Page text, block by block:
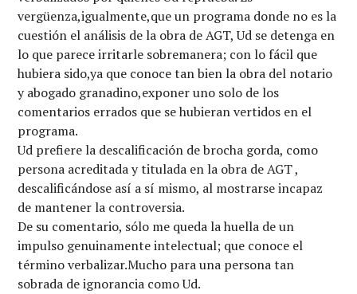
vergüenza,igualmente,que un programa donde no es la
cuestión el análisis de la obra de AGT, Ud se detenga en
lo que parece irritarle sobremanera; con lo fácil que
hubiera sido,ya que conoce tan bien la obra del notario
y abogado granadino,exponer uno solo de los
comentarios errados que se hubieran vertidos en el
programa.
Ud prefiere la descalificación de brocha gorda, como
persona acreditada y titulada en la obra de AGT ,
descalificándose así a sí mismo, al mostrarse incapaz
de mantener la controversia.
De su comentario, sólo me queda la huella de un
impulso genuinamente intelectual; que conoce el
término verbalizar.Mucho para una persona tan
sobrada de ignorancia como Ud.